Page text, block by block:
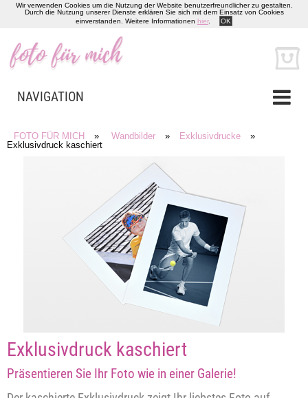
Wir verwenden Cookies um die Nutzung der Website benutzerfreundlicher zu gestalten.
Durch die Nutzung unserer Dienste erklären Sie sich mit dem Einsatz von Cookies
einverstanden. Weitere Informationen hier. OK
NAVIGATION
FOTO FÜR MICH » Wandbilder » Exklusivdrucke
»
Exklusivdruck kaschiert
Exklusivdruck kaschiert
Präsentieren Sie Ihr Foto wie in einer Galerie!